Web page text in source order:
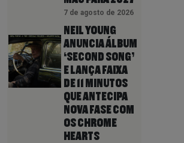
7 de agosto de 2026
NEIL YOUNG
ANUNCIA ÁLBUM
‘SECOND SONG’
E LANÇA FAIXA
DE 11 MINUTOS
QUE ANTECIPA
NOVA FASE COM
OS CHROME
HEARTS